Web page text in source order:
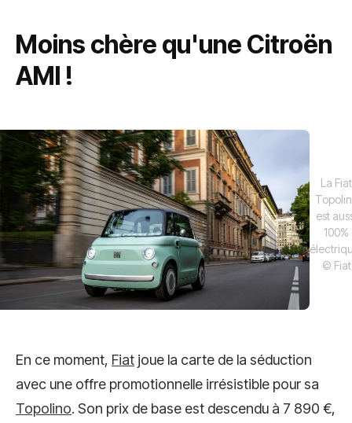
Moins chère qu'une Citroën
AMI !
La Fiat
est
100%
© Fiat
En ce moment, Fiat joue la carte de la séduction
avec une offre promotionnelle irrésistible pour sa
Topolino. Son prix de base est descendu à 7 890 €,